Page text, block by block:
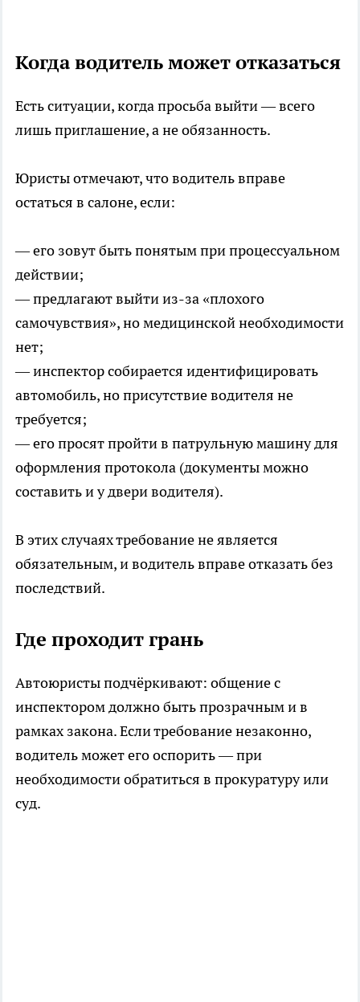
Когда водитель может отказаться
Есть ситуации, когда просьба выйти — всего
лишь приглашение, а не обязанность.
Юристы отмечают, что водитель вправе
остаться в салоне, если:
— его зовут быть понятым при процессуальном
действии;
— предлагают выйти из-за «плохого
самочувствия», но медицинской необходимости
нет;
— инспектор собирается идентифицировать
автомобиль, но присутствие водителя не
требуется;
— его просят пройти в патрульную машину для
оформления протокола (документы можно
составить и у двери водителя).
В этих случаях требование не является
обязательным, и водитель вправе отказать без
последствий.
Где проходит грань
Автоюристы подчёркивают: общение с
инспектором должно быть прозрачным и в
рамках закона. Если требование незаконно,
водитель может его оспорить — при
необходимости обратиться в прокуратуру или
суд.